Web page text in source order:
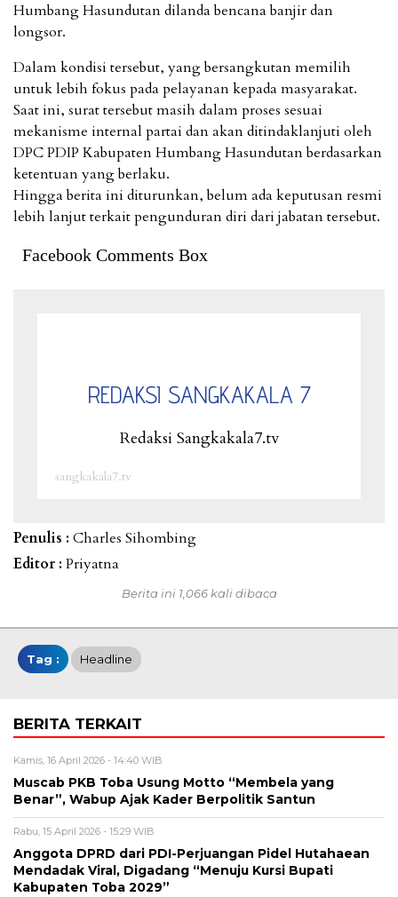
Humbang Hasundutan dilanda bencana banjir dan
longsor.
Dalam kondisi tersebut, yang bersangkutan memilih
untuk lebih fokus pada pelayanan kepada masyarakat.
Saat ini, surat tersebut masih dalam proses sesuai
mekanisme internal partai dan akan ditindaklanjuti oleh
DPC PDIP Kabupaten Humbang Hasundutan berdasarkan
ketentuan yang berlaku.
Hingga berita ini diturunkan, belum ada keputusan resmi
lebih lanjut terkait pengunduran diri dari jabatan tersebut.
Facebook Comments Box
REDAKSI SANGKAKALA 7
Redaksi Sangkakala7.tv
sangkakala7.tv
Penulis : Charles Sihombing
Editor : Priyatna
Berita ini 1,066 kali dibaca
Tag : Headline
BERITA TERKAIT
Kamis, 16 April 2026 - 14:40 WIB
Muscab PKB Toba Usung Motto “Membela yang
Benar”, Wabup Ajak Kader Berpolitik Santun
Rabu, 15 April 2026 - 15:29 WIB
Anggota DPRD dari PDI-Perjuangan Pidel Hutahaean
Mendadak Viral, Digadang “Menuju Kursi Bupati
Kabupaten Toba 2029”